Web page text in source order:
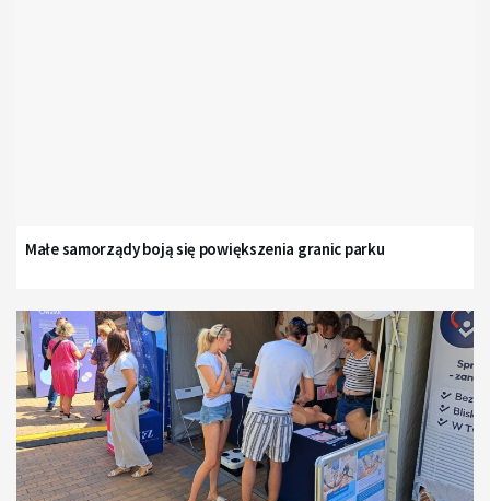
Małe samorządy boją się powiększenia granic parku